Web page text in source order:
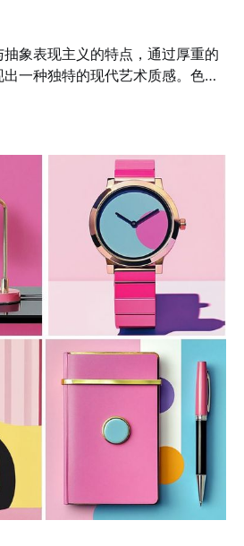
象表现主义的特点，通过厚重的
一种独特的现代艺术质感。色彩
堆积在画面上，凸显出材质的粗粝
品的动态感与空间层次。金色颜料
增强了画面的立体感与光影表现，
动态效果，尤其是月亮、阶梯、树
有具象的叙事性，又融入了抽象的
深度与空间感的奇幻场景。人物作
化的金色元素形成鲜明对比，仿
与自然艺术融为一体，富有象征
观者的情感与想象力。这种风格
法，将油画的厚重质感与金属色
彰显出当代艺术的表现张力与实验
家居空间的装饰，具有强烈的艺术
表现力和现代审美价值。 2. 时尚与视觉艺术设计